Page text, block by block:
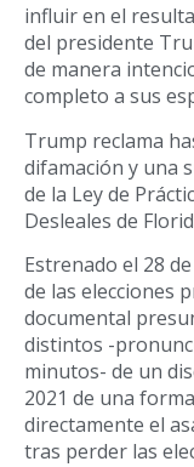
influir en el
del presidente
de manera
completo a sus
Trump reclama
difamación y una
de la Ley de
Desleales de
Estrenado el 28
de las elecciones
documental
distintos -
minutos- de un
2021 de una
directamente el
tras perder las